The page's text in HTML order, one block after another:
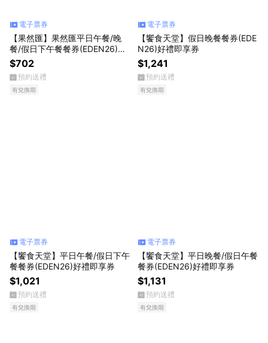
電子票券
【果然匯】果然匯平日午餐/晚
餐/假日下午餐餐券(EDEN26)好
禮即享券
$702
預約送禮
有兌換期
電子票券
【饗食天堂】假日晚餐餐券(EDE
N26)好禮即享券
$1,241
預約送禮
有兌換期
電子票券
【饗食天堂】平日午餐/假日下午
餐餐券(EDEN26)好禮即享券
$1,021
預約送禮
有兌換期
電子票券
【饗食天堂】平日晚餐/假日午餐
餐券(EDEN26)好禮即享券
$1,131
預約送禮
有兌換期